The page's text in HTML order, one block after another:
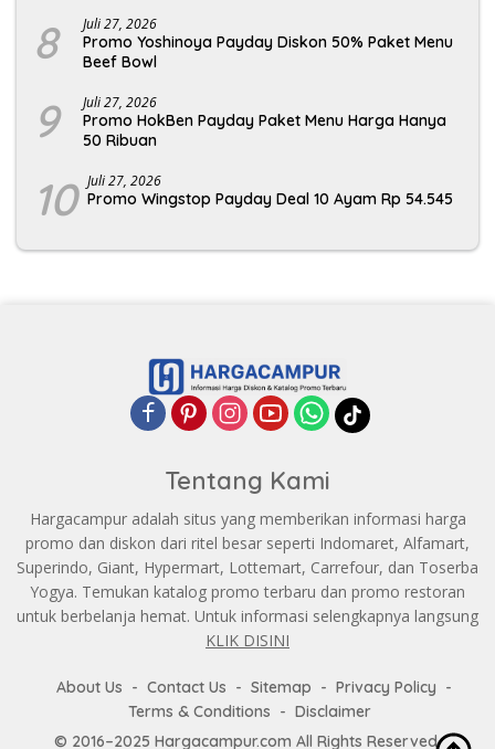
8 Juli 27, 2026
Promo Yoshinoya Payday Diskon 50% Paket Menu
Beef Bowl
9 Juli 27, 2026
Promo HokBen Payday Paket Menu Harga Hanya
50 Ribuan
10 Juli 27, 2026
Promo Wingstop Payday Deal 10 Ayam Rp 54.545
Tentang Kami
Hargacampur adalah situs yang memberikan informasi harga
promo dan diskon dari ritel besar seperti Indomaret, Alfamart,
Superindo, Giant, Hypermart, Lottemart, Carrefour, dan Toserba
Yogya. Temukan katalog promo terbaru dan promo restoran
untuk berbelanja hemat. Untuk informasi selengkapnya langsung
KLIK DISINI
About Us Contact Us Sitemap
Privacy Policy
Terms & Conditions
Disclaimer
© 2016–2025 Hargacampur.com All Rights Reserved.